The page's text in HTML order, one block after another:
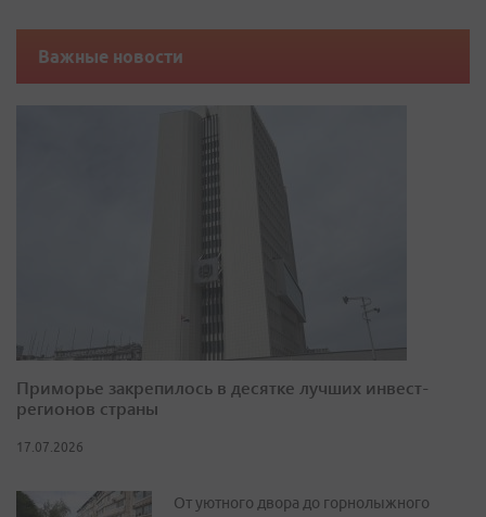
Важные новости
Приморье закрепилось в десятке лучших инвест-
регионов страны
17.07.2026
От уютного двора до горнолыжного